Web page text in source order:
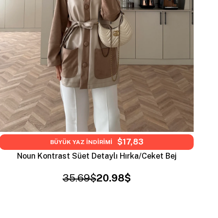
Noun Kontrast Süet Detaylı Hırka/Ceket Bej
20.98$
35.69$
BÜYÜK YAZ İNDİRİMİ $17,83